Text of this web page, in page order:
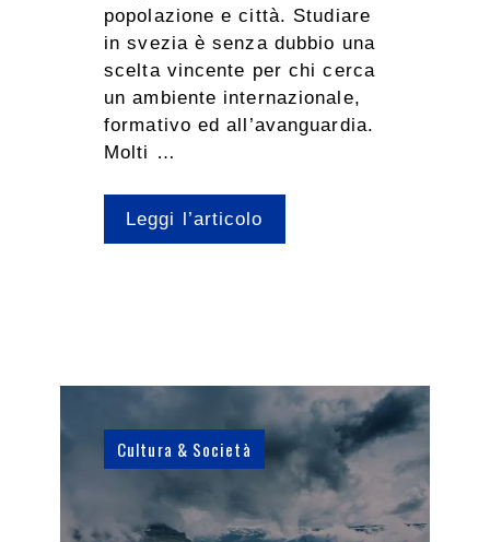
popolazione e città. Studiare
in svezia è senza dubbio una
scelta vincente per chi cerca
un ambiente internazionale,
formativo ed all’avanguardia.
Molti …
Leggi l’articolo
Cultura & Società